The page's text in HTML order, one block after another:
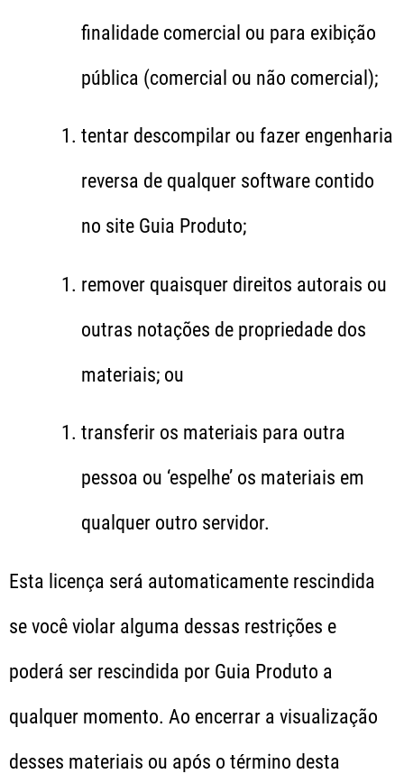
finalidade comercial ou para exibição
pública (comercial ou não comercial);
tentar descompilar ou fazer engenharia
reversa de qualquer software contido
no site Guia Produto;
remover quaisquer direitos autorais ou
outras notações de propriedade dos
materiais; ou
transferir os materiais para outra
pessoa ou ‘espelhe’ os materiais em
qualquer outro servidor.
Esta licença será automaticamente rescindida
se você violar alguma dessas restrições e
poderá ser rescindida por Guia Produto a
qualquer momento. Ao encerrar a visualização
desses materiais ou após o término desta